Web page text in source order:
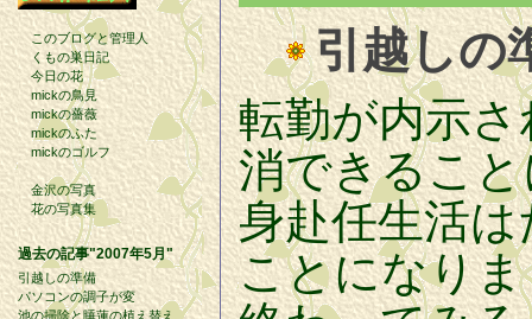
このブログと管理人
くもの巣日記
今日の花
mickの鳥見
mickの薔薇
mickのふた
mickのゴルフ
金沢の写真
花の写真集
過去の記事"2007年5月"
引越しの準備
パソコンの調子が変
池の掃除と睡蓮の植え替え
引越しの
転勤が内示
消できるこ
身赴任生活
ことになり